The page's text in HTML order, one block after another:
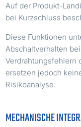
Auf der Produkt-
bei Kurzschluss
Diese Funktionen
Abschaltverhalten
Verdrahtungsfehlern
ersetzen jedoch
Risikoanalyse.
MECHANISCHE